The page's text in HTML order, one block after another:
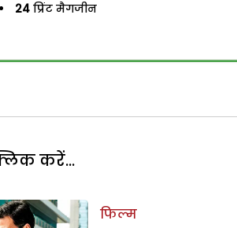
24 प्रिंट मैगजीन
करें...
फिल्म